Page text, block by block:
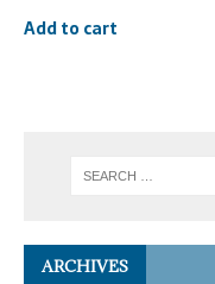
Add to cart
ARCHIVES